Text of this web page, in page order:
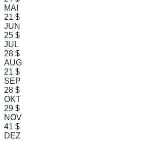
MAI
21 $
JUN
25 $
JUL
28 $
AUG
21 $
SEP
28 $
OKT
29 $
NOV
41 $
DEZ